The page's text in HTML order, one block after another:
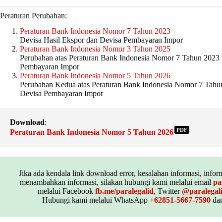
Peraturan Perubahan:
Peraturan Bank Indonesia Nomor 7 Tahun 2023
Devisa Hasil Ekspor dan Devisa Pembayaran Impor
Peraturan Bank Indonesia Nomor 3 Tahun 2025
Perubahan atas Peraturan Bank Indonesia Nomor 7 Tahun
Pembayaran Impor
Peraturan Bank Indonesia Nomor 5 Tahun 2026
Perubahan Kedua atas Peraturan Bank Indonesia Nomor 7
Devisa Pembayaran Impor
Download:
Peraturan Bank Indonesia Nomor 5 Tahun 2026 PDF
Jika ada kendala link download error, kesalahan informasi,
menambahkan informasi, silakan hubungi kami melalui email
melalui Facebook fb.me/paralegalid, Twitter
Hubungi kami melalui WhatsApp +62851-5667-7590